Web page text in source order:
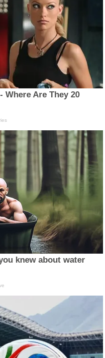
Where Are They 20
knew about water